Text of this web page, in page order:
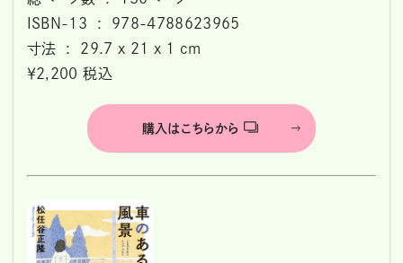
ISBN-13 ‏ : ‎ 978-4788623965
寸法 ‏ : ‎ 29.7 x 21 x 1 cm
￥2,200 税込
購入はこちらから